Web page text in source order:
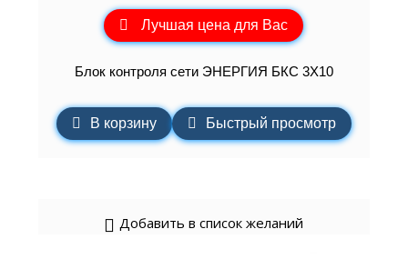
Лучшая цена для Вас
Блок контроля сети ЭНЕРГИЯ БКС 3Х10
В корзину Быстрый просмотр
Добавить в список желаний